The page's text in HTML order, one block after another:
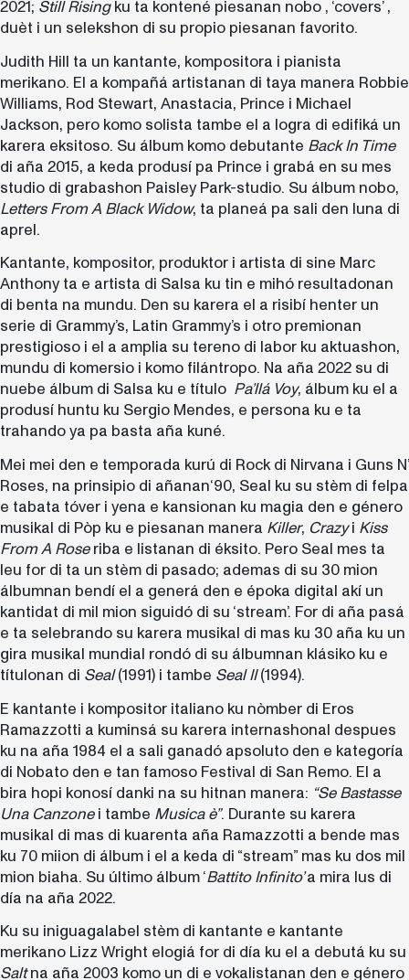
2021; Still Risingku ta kontené piesanan nobo , ‘covers’ ,
duèt i un selekshon di su propio piesanan favorito.
Judith Hill ta un kantante, kompositora i pianista
merikano. El a kompañá artistanan di taya manera Robbie
Williams, Rod Stewart, Anastacia, Prince i Michael
Jackson, pero komo solista tambe el a logra di edifiká un
karera eksitoso. Su álbum komo debutante Back In Time
di aña 2015, a keda produsí pa Prince i grabá en su mes
studio di grabashon Paisley Park-studio. Su álbum nobo,
Letters From A Black Widow, ta planeá pa sali den luna di
aprel.
Kantante, kompositor, produktor i artista di sine Marc
Anthony ta e artista di Salsa ku tin e mihó resultadonan
di benta na mundu. Den su karera el a risibí henter un
serie di Grammy’s, Latin Grammy’s i otro premionan
prestigioso i el a amplia su tereno di labor ku aktuashon,
mundu di komersio i komo filántropo. Na aña 2022 su di
nuebe álbum di Salsa ku e título Pa’llá Voy, álbum ku el a
produsí huntu ku Sergio Mendes, e persona ku e ta
trahando ya pa basta aña kuné.
Mei mei den e temporada kurú di Rock di Nirvana i Guns N’
Roses, na prinsipio di añanan‘90, Seal ku su stèm di felpa
e tabata tóver i yena e kansionan ku magia den e género
musikal di Pòp ku e piesanan manera Killer, Crazyi Kiss
From A Roseriba e listanan di éksito. Pero Seal mes ta
leu for di ta un stèm di pasado; ademas di su 30 mion
álbumnan bendí el a generá den e époka digital akí un
kantidat di mil mion siguidó di su ‘stream’. For di aña pasá
e ta selebrando su karera musikal di mas ku 30 aña ku un
gira musikal mundial rondó di su álbumnan klásiko ku e
títulonan di Seal(1991) i tambe Seal II(1994).
E kantante i kompositor italiano ku nòmber di Eros
Ramazzotti a kuminsá su karera internashonal despues
ku na aña 1984 el a sali ganadó apsoluto den e kategoría
di Nobato den e tan famoso Festival di San Remo. El a
bira hopi konosí danki na su hitnan manera: “Se Bastasse
Una Canzonei tambe Musica è”. Durante su karera
musikal di mas di kuarenta aña Ramazzotti a bende mas
ku 70 miion di álbum i el a keda di “stream” mas ku dos mil
mion biaha. Su último álbum ‘Battito Infinito’a mira lus di
día na aña 2022.
Ku su iniguagalabel stèm di kantante e kantante
merikano Lizz Wright elogiá for di día ku el a debutá ku su
Saltna aña 2003 komo un di e vokalistanan den e género